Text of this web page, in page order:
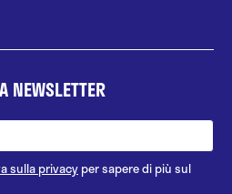
NEWSLETTER
sulla privacyper sapere di più sul